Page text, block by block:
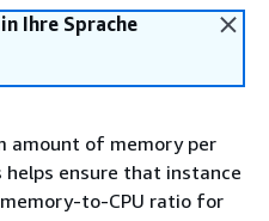
Ihre Sprache
amount of memory per
helps ensure that instance
to-CPU ratio for